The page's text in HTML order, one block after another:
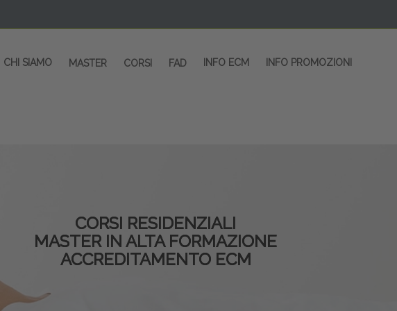
CHI SIAMO MASTER CORSI FAD INFO ECM INFO PROMOZIONI
CORSI RESIDENZIALI
MASTER IN ALTA FORMAZIONE
ACCREDITAMENTO ECM